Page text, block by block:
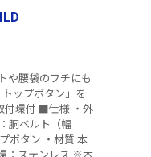
ップボタン」を
様 ・外
胴ベルト（幅
ボタン ・材質 本